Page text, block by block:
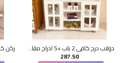
دولاب درج كافي 2 باب +5 ادراج مقاس100*33*85 سم
287.50